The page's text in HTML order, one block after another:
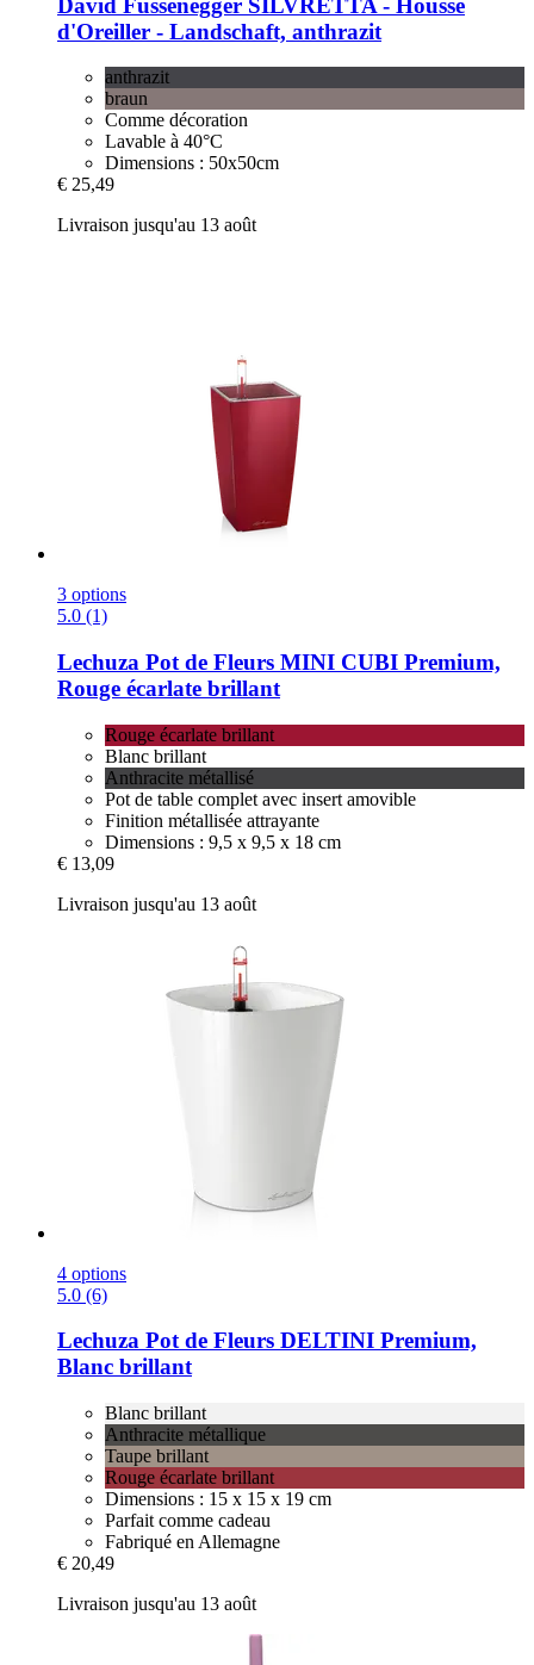
d'Oreiller -​ Landschaft, anthrazit
anthrazit
braun
Comme décoration
Lavable à 40°C
Dimensions : 50x50cm
€ 25,49
Livraison jusqu'au 13 août
3 options
5.0 (1)
Lechuza Pot de Fleurs MINI CUBI Premium,
Rouge écarlate brillant
Rouge écarlate brillant
Blanc brillant
Anthracite métallisé
Pot de table complet avec insert amovible
Finition métallisée attrayante
Dimensions : 9,5 x 9,5 x 18 cm
€ 13,09
Livraison jusqu'au 13 août
4 options
5.0 (6)
Lechuza Pot de Fleurs DELTINI Premium,
Blanc brillant
Blanc brillant
Anthracite métallique
Taupe brillant
Rouge écarlate brillant
Dimensions : 15 x 15 x 19 cm
Parfait comme cadeau
Fabriqué en Allemagne
€ 20,49
Livraison jusqu'au 13 août